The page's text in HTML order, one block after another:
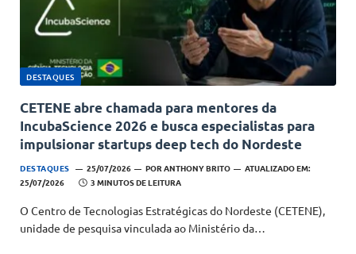
DESTAQUES
CETENE abre chamada para mentores da
IncubaScience 2026 e busca especialistas para
impulsionar startups deep tech do Nordeste
DESTAQUES 25/07/2026 PORANTHONY BRITO
ATUALIZADO EM:
25/07/2026
3 MINUTOS DE LEITURA
O Centro de Tecnologias Estratégicas do Nordeste (CETENE),
unidade de pesquisa vinculada ao Ministério da…